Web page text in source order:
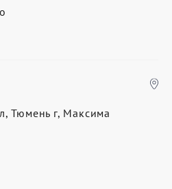
Тюмень г, Максима